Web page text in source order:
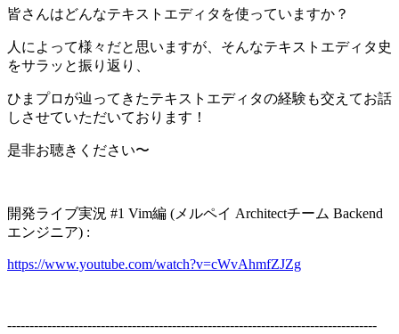
皆さんはどんなテキストエディタを使っていますか？
人によって様々だと思いますが、そんなテキストエディタ史
をサラッと振り返り、
ひまプロが辿ってきたテキストエディタの経験も交えてお話
しさせていただいております！
是非お聴きください〜
開発ライブ実況 #1 Vim編 (メルペイ Architectチーム Backend
エンジニア) :
https://www.youtube.com/watch?v=cWvAhmfZJZg
-----------------------------------------------------------------------------------